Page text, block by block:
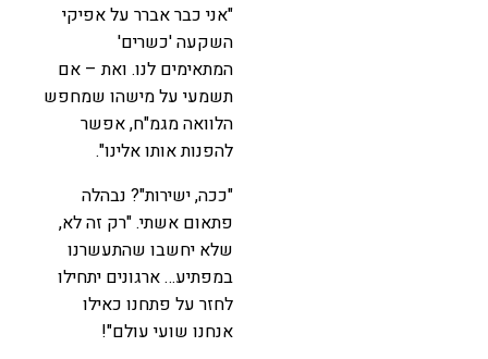
"אני כבר אברר על אפיקי
השקעה 'כשרים'
המתאימים לנו. ואת – אם
תשמעי על מישהו שמחפש
הלוואה מגמ"ח, אפשר
להפנות אותו אלינו".
"ככה, ישירות"? נבהלה
פתאום אשתי. "רק זה לא,
שלא יחשבו שהתעשרנו
במפתיע… ארגונים יתחילו
לחזר על פתחנו כאילו
אנחנו שועי עולם"!